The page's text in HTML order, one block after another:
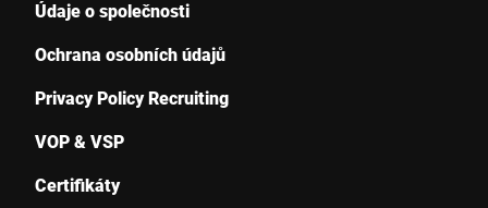
Tímto potvrzuji, že souhlasím s použitím svých údajů ke
Prohlášení o ochraně údajů
Údaje o společnosti
Ochrana osobních údajů
Privacy Policy Recruiting
VOP & VSP
Certifikáty